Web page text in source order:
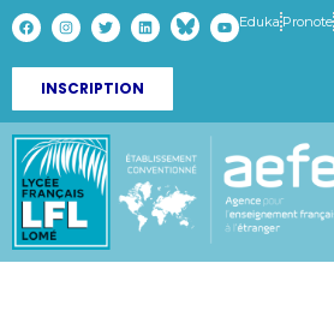
Eduka Pronote
INSCRIPTION